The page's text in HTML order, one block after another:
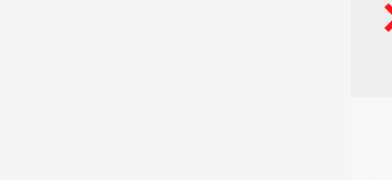
・嵐ファン歴関係なし、ファンクラ
・みんなでワイワイ語り合い、友達
・スタッフがフォローに入るので人
・嵐ファンの新しい友達が1日で3〜5
・ライブ鑑賞で心がリフレッシュ＆